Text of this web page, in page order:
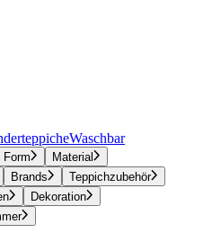
Waschbar
Form
Material
Brands Teppichzubehör
Dekoration